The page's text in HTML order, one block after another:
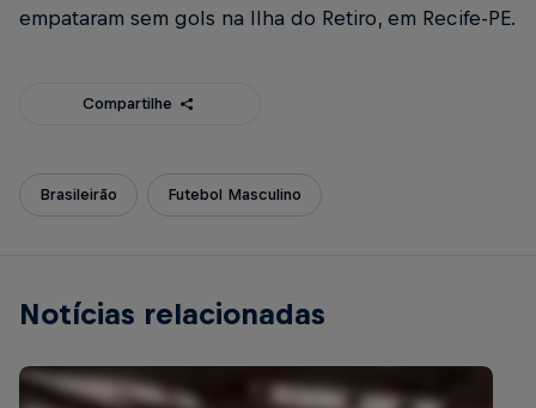
empataram sem gols na Ilha do Retiro, em Recife-PE.
Compartilhe
Brasileirão Futebol Masculino
Notícias relacionadas